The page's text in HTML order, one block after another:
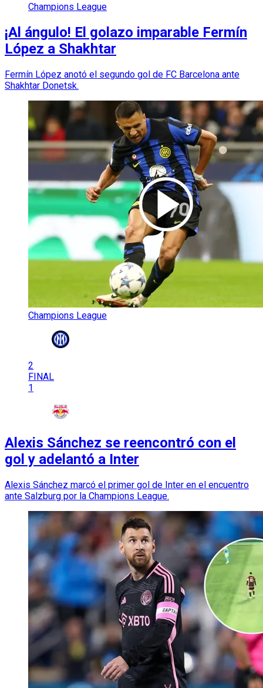
Champions League
¡Al ángulo! El golazo imparable Fermín
López a Shakhtar
Fermín López anotó el segundo gol de FC Barcelona ante
Shakhtar Donetsk.
Champions League
2
FINAL
1
Alexis Sánchez se reencontró con el
gol y adelantó a Inter
Alexis Sánchez marcó el primer gol de Inter en el encuentro
ante Salzburg por la Champions League.